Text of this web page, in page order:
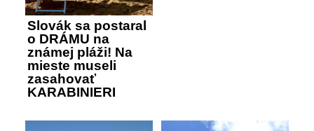
Slovák sa postaral
o DRÁMU na
známej pláži! Na
mieste museli
zasahovať
KARABINIERI